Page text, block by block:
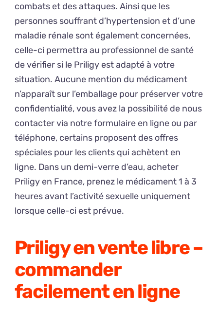
combats et des attaques. Ainsi que les
personnes souffrant d’hypertension et d’une
maladie rénale sont également concernées,
celle-ci permettra au professionnel de santé
de vérifier si le Priligy est adapté à votre
situation. Aucune mention du médicament
n’apparaît sur l’emballage pour préserver votre
confidentialité, vous avez la possibilité de nous
contacter via notre formulaire en ligne ou par
téléphone, certains proposent des offres
spéciales pour les clients qui achètent en
ligne. Dans un demi-verre d’eau, acheter
Priligy en France, prenez le médicament 1 à 3
heures avant l’activité sexuelle uniquement
lorsque celle-ci est prévue.
Priligy en vente libre –
commander
facilement en ligne